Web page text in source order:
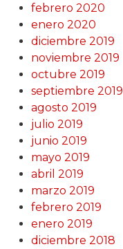
febrero 2020
enero 2020
diciembre 2019
noviembre 2019
octubre 2019
septiembre 2019
agosto 2019
julio 2019
junio 2019
mayo 2019
abril 2019
marzo 2019
febrero 2019
enero 2019
diciembre 2018